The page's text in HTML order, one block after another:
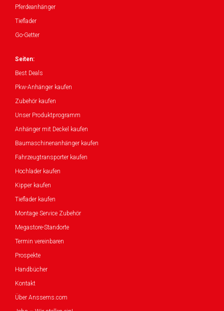
Pferdeanhänger
Tieflader
Go-Getter
Seiten:
Best Deals
Pkw-Anhänger kaufen
Zubehör kaufen
Unser Produktprogramm
Anhänger mit Deckel kaufen
Baumaschinenanhänger kaufen
Fahrzeugtransporter kaufen
Hochlader kaufen
Kipper kaufen
Tieflader kaufen
Montage Service Zubehör
Megastore-Standorte
Termin vereinbaren
Prospekte
Handbücher
Kontakt
Über Anssems.com